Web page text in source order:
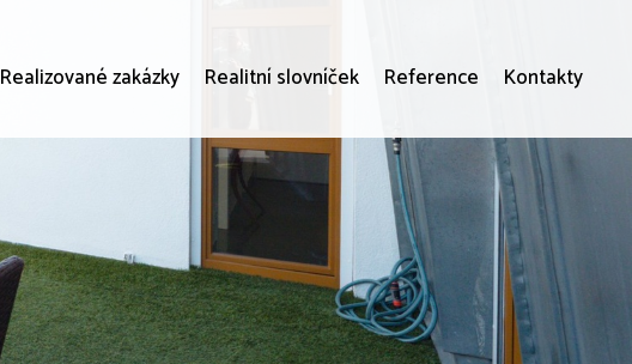
Realizované zakázky Realitní slovníček Reference Kontakty